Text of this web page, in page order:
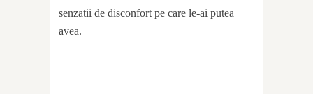
senzatii de disconfort pe care le-ai putea
avea.